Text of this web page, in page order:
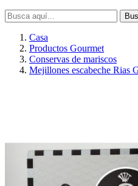
Casa
Productos Gourmet
Conservas de mariscos
Mejillones escabeche Rias